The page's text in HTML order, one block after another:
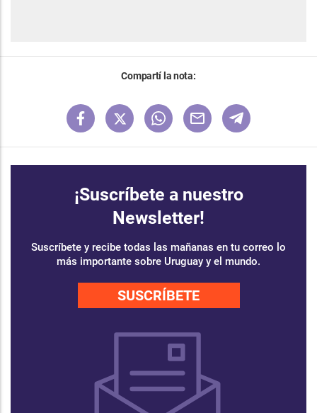
Compartí la nota:
¡Suscríbete a nuestro
Newsletter!
Suscríbete y recibe todas las mañanas en tu correo lo
más importante sobre Uruguay y el mundo.
SUSCRÍBETE